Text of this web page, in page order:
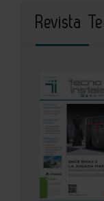
Revista